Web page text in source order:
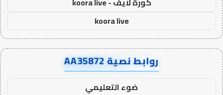
koora live
روابط نصية AA35872
ضوء التعليمي